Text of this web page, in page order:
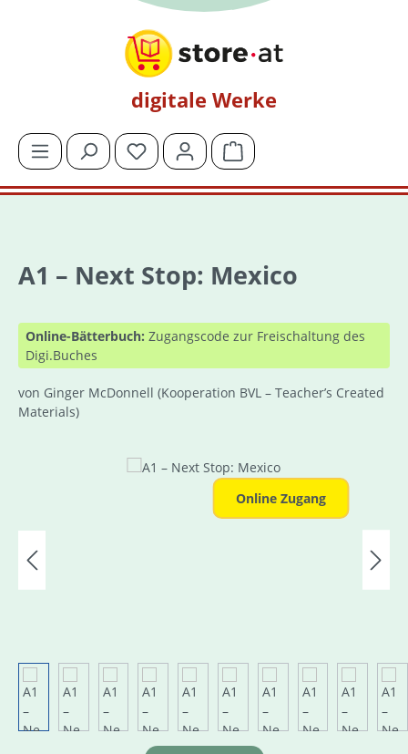
digitale Werke
Du hast 0 Produkte auf dem Merkzettel
Warenkorb enthält 0
A1 – Next Stop: Mexico
Online-Bätterbuch: Zugangscode zur Freischaltung des
Digi.Buches
von Ginger McDonnell (Kooperation BVL – Teacher’s Created
Materials)
Bildergalerie überspringen
Online Zugang